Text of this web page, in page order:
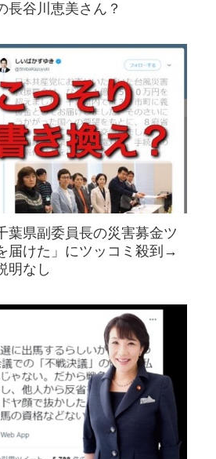
長谷川恵美さん？
葉県副委員長の災害募金ツ
届けた」にツッコミ殺到→
明なし